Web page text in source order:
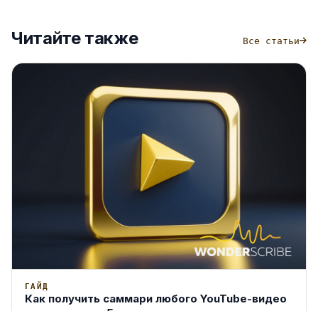
Читайте также Все статьи
ГАЙД
Как получить саммари любого YouTube-видео